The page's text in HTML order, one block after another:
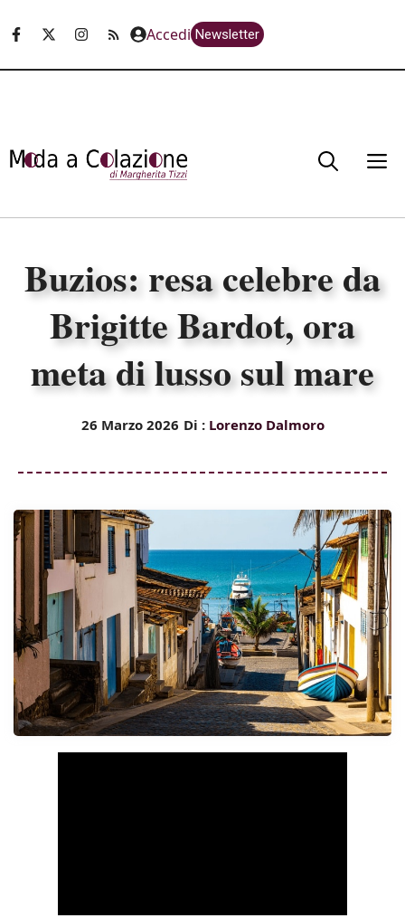
Accedi Newsletter
Buzios: resa celebre da
Brigitte Bardot, ora
meta di lusso sul mare
26 Marzo 2026 Di : Lorenzo Dalmoro